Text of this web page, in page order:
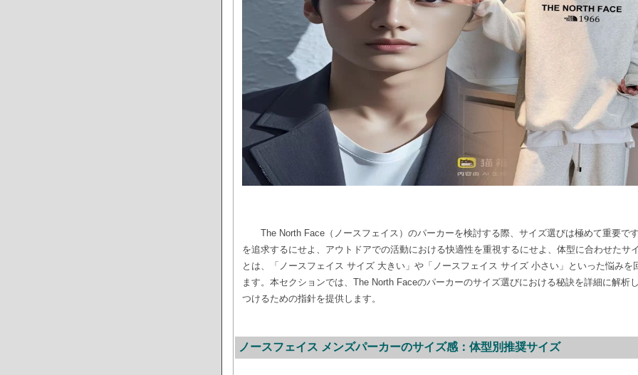
The North Face（ノースフェイス）のパーカーを検討する際、サイズ選びは極めて重要で
を追求するにせよ、アウトドアでの活動における快適性を重視するにせよ、体型に合わせたサ
とは、「ノースフェイス サイズ 大きい」や「ノースフェイス サイズ 小さい」といった悩みを
ます。本セクションでは、The North Faceのパーカーのサイズ選びにおける秘訣を詳細に解析
つけるための指針を提供します。
ノースフェイス メンズパーカーのサイズ感：体型別推奨サイズ